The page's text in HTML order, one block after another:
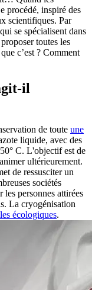
procédé, inspiré des
scientifiques. Par
se spécialisent dans
toutes les
c’est ? Comment
il
de toute une
liquide, avec des
C. L'objectif est de
ultérieurement.
de ressusciter un
sociétés
personnes attirées
La cryogénisation
écologiques.